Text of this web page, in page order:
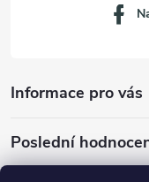
Informace pro vás
Poslední